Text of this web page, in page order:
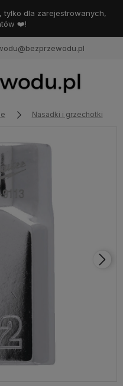
tylko dla zarejestrowanych,
❤️!
Nasadki i grzechotki